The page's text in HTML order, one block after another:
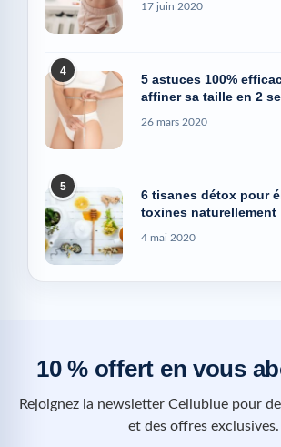
17 juin 2020
4
5 astuces 100%
affiner sa taille en 2
26 mars 2020
5
6 tisanes détox pour
toxines naturellement
4 mai 2020
10 % offert en vous
Rejoignez la newsletter Cellublue pour
et des offres exclusives.